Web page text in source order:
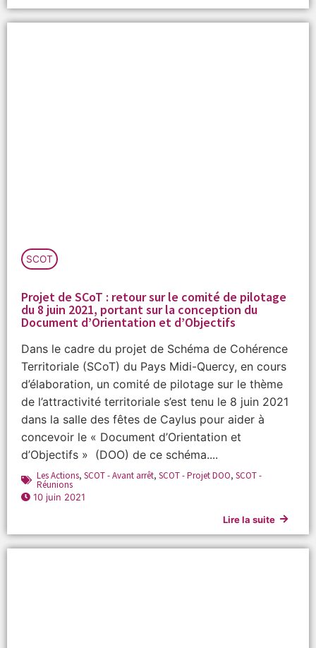
SCOT
Projet de SCoT : retour sur le comité de pilotage
du 8 juin 2021, portant sur la conception du
Document d’Orientation et d’Objectifs
Dans le cadre du projet de Schéma de Cohérence
Territoriale (SCoT) du Pays Midi-Quercy, en cours
d’élaboration, un comité de pilotage sur le thème
de l’attractivité territoriale s’est tenu le 8 juin 2021
dans la salle des fêtes de Caylus pour aider à
concevoir le « Document d’Orientation et
d’Objectifs » (DOO) de ce schéma....
Les Actions, SCOT - Avant arrêt, SCOT - Projet DOO, SCOT -
Réunions
10 juin 2021
Lire la suite